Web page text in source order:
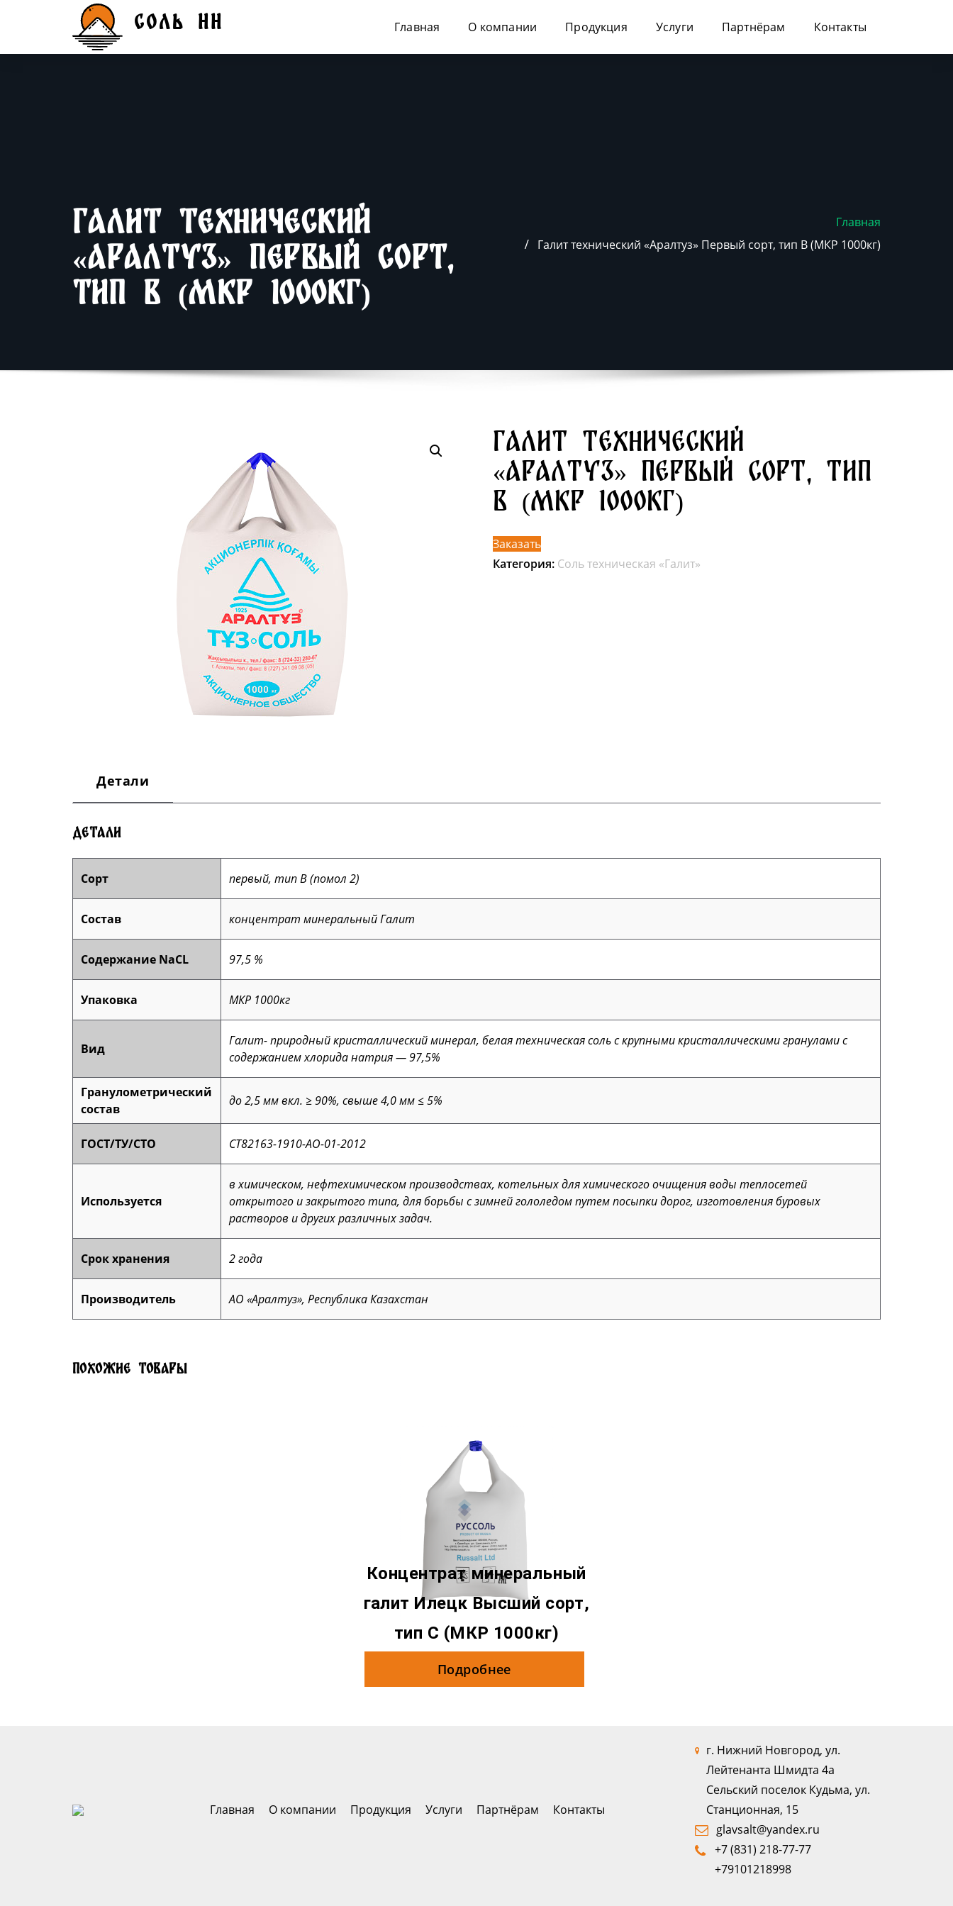
СОЛЬ НН Главная О компании Продукция Услуги Партнёрам Контакты
Галит технический
«Аралтуз» Первый сорт,
тип B (МКР 1000кг)
Главная
Галит технический «Аралтуз» Первый сорт, тип B (МКР 1000кг)
Галит технический
«Аралтуз» Первый сорт, тип
B (МКР 1000кг)
Заказать
Категория: Соль техническая «Галит»
Детали
Детали
Сорт первый, тип В (помол 2)
Состав концентрат минеральный Галит
Содержание NaCL 97,5 %
Упаковка МКР 1000кг
Вид
Галит- природный кристаллический минерал, белая техническая соль с крупными кристаллическими гранулами с
содержанием хлорида натрия — 97,5%
Гранулометрический
состав
до 2,5 мм вкл. ≥ 90%, свыше 4,0 мм ≤ 5%
ГОСТ/ТУ/СТО СТ82163-1910-АО-01-2012
Используется
в химическом, нефтехимическом производствах, котельных для химического очищения воды теплосетей
открытого и закрытого типа, для борьбы с зимней гололедом путем посыпки дорог, изготовления буровых
растворов и других различных задач.
Срок хранения 2 года
Производитель АО «Аралтуз», Республика Казахстан
Похожие товары
Концентрат минеральный
галит Илецк Высший сорт,
тип С (МКР 1000кг)
Подробнее
Главная О компании Продукция Услуги Партнёрам Контакты
г. Нижний Новгород, ул.
Лейтенанта Шмидта 4а
Сельский поселок Кудьма, ул.
Станционная, 15
glavsalt@yandex.ru
+7 (831) 218-77-77
+79101218998